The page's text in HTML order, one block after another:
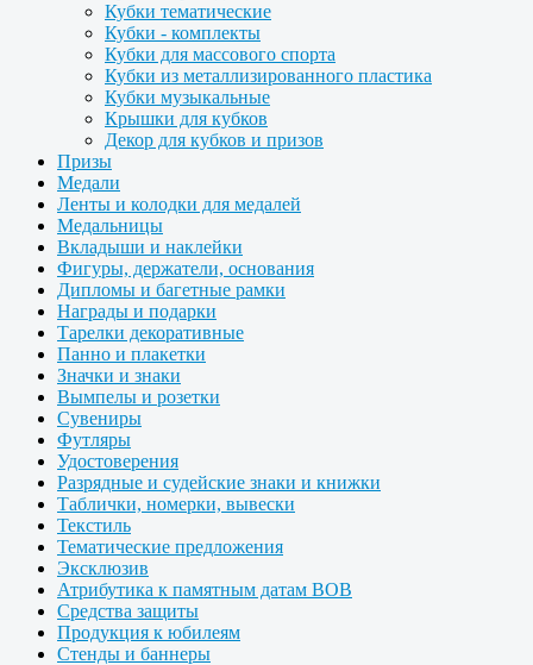
Кубки тематические
Кубки - комплекты
Кубки для массового спорта
Кубки из металлизированного пластика
Кубки музыкальные
Крышки для кубков
Декор для кубков и призов
Призы
Медали
Ленты и колодки для медалей
Медальницы
Вкладыши и наклейки
Фигуры, держатели, основания
Дипломы и багетные рамки
Награды и подарки
Тарелки декоративные
Панно и плакетки
Значки и знаки
Вымпелы и розетки
Сувениры
Футляры
Удостоверения
Разрядные и судейские знаки и книжки
Таблички, номерки, вывески
Текстиль
Тематические предложения
Эксклюзив
Атрибутика к памятным датам ВОВ
Средства защиты
Продукция к юбилеям
Стенды и баннеры